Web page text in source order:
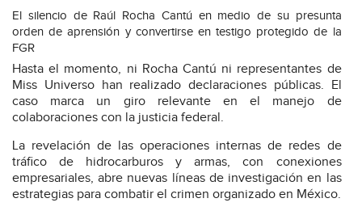
El silencio de Raúl Rocha Cantú en medio de su presunta
orden de aprensión y convertirse en testigo protegido de la
FGR
Hasta el momento, ni Rocha Cantú ni representantes de
Miss Universo han realizado declaraciones públicas. El
caso marca un giro relevante en el manejo de
colaboraciones con la justicia federal.
La revelación de las operaciones internas de redes de
tráfico de hidrocarburos y armas, con conexiones
empresariales, abre nuevas líneas de investigación en las
estrategias para combatir el crimen organizado en México.